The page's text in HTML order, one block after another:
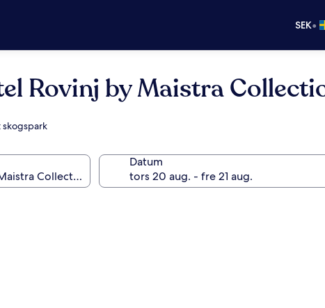
SEK•
Rovinj by Maistra
skogspark
Datum